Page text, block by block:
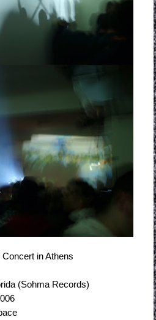
in Athens
(Sohma Records)